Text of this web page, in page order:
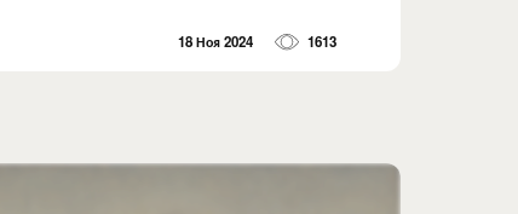
18 Ноя 2024 1613